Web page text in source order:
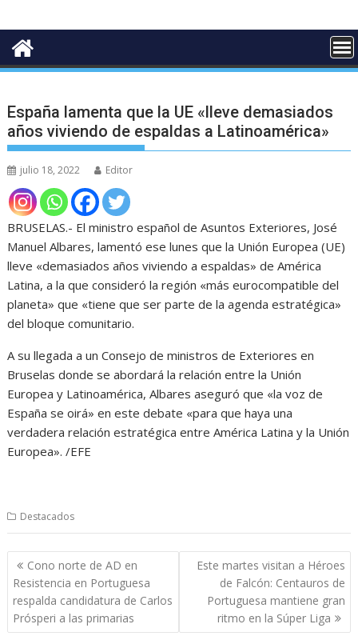
España lamenta que la UE «lleve demasiados
años viviendo de espaldas a Latinoamérica»
julio 18, 2022 Editor
BRUSELAS.- El ministro español de Asuntos Exteriores, José
Manuel Albares, lamentó ese lunes que la Unión Europea (UE)
lleve «demasiados años viviendo a espaldas» de América
Latina, a la que consideró la región «más eurocompatible del
planeta» que «tiene que ser parte de la agenda estratégica»
del bloque comunitario.
A su llegada a un Consejo de ministros de Exteriores en
Bruselas donde se abordará la relación entre la Unión
Europea y Latinoamérica, Albares aseguró que «la voz de
España se oirá» en este debate «para que haya una
verdadera relación estratégica entre América Latina y la Unión
Europea». /EFE
Destacados
Navegación
de
entradas
Cono norte de AD en
Resistencia en Portuguesa
respalda candidatura de Carlos
Prósperi a las primarias
Este martes visitan a Héroes
de Falcón: Centauros de
Portuguesa mantiene gran
ritmo en la Súper Liga